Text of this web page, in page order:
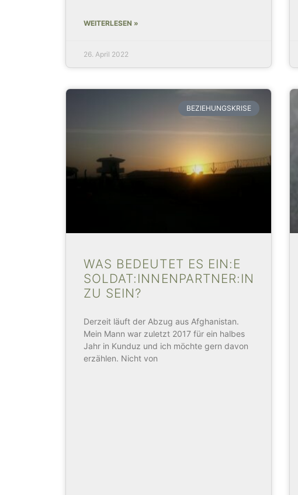
WEITERLESEN »
26. April 2022
BEZIEHUNGSKRISE
WAS BEDEUTET ES EIN:E
SOLDAT:INNENPARTNER:IN
ZU SEIN?
Derzeit läuft der Abzug aus Afghanistan.
Mein Mann war zuletzt 2017 für ein halbes
Jahr in Kunduz und ich möchte gern davon
erzählen. Nicht von